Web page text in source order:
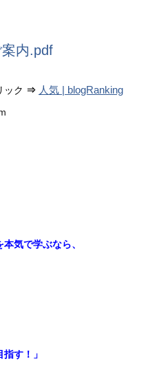
内.pdf
ック ⇒ 人気 | blogRanking
気で学ぶなら、
指す！」